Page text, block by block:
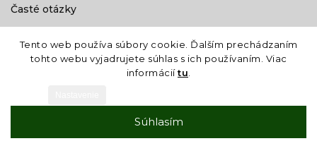
Tento web používa súbory cookie. Ďalším prechádzaním
tohto webu vyjadrujete súhlas s ich používaním. Viac
informáciítu
Súhlasím
Časté otázky
Doprava a platby
Vytvoril Shoptet Copyright 2026Gardin. Všetky práva